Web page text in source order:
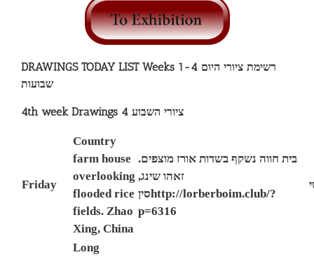
DRAWINGS TODAY LIST Weeks 1-4 רשימת ציורי היום
שבועות
4th week Drawings ציורי השבוע 4
Friday
Country
farm house
overlooking
flooded rice
fields. Zhao
Xing, China
בית חווה נשקף בשדות אורז מוצפים.
זאהו שינג,
סיןhttp://lorberboim.club/?
p=6316
Long